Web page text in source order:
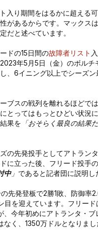
入り期間をはるかに超える
があるからです。マックス
だと述べています。
ドの15日間の故障者リスト
年5月5日（金）のボルチ
、6イニング以上でシーズ
ブスの戦列を離れるほどで
とってはもっとひどい状況
果を 「おそらく最良の結果
の先発投手としてアトラン
立った後、フリード投手
中」 であると記者団に説明し
先発登板で2勝1敗、防御率
目を迎えています。フリー
今年初めにアトランタ・ブ
く、1350万ドルとなりまし